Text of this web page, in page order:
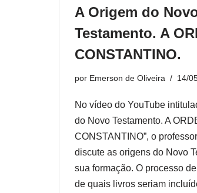
A Origem do
Testamento. A
CONSTANTINO.
por Emerson de Oliveira 14/
No vídeo do YouTube
do Novo Testamento. A
CONSTANTINO”, o
discute as origens do Novo
sua formação. O processo
de quais livros seriam